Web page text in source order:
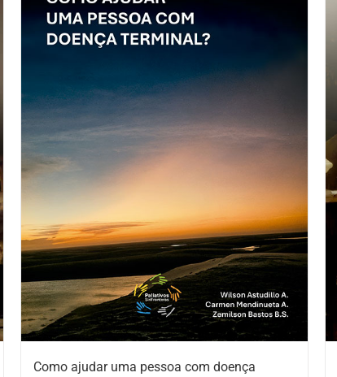
Como ajudar uma pessoa com doença